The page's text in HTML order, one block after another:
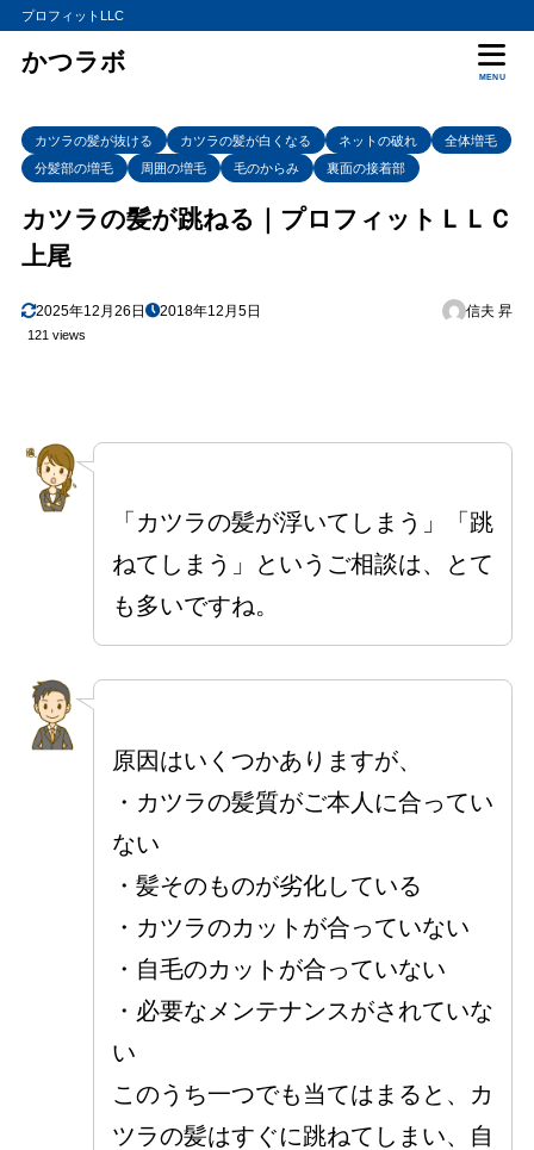
プロフィットLLC
かつラボ
MENU
カツラの髪が抜ける カツラの髪が白くなる ネットの破れ
全体増毛
分髪部の増毛
周囲の増毛 毛のからみ 裏面の接着部
カツラの髪が跳ねる｜プロフィットＬＬＣ
上尾
2025年12月26日 2018年12月5日 信夫 昇
121 views
「カツラの髪が浮いてしまう」「跳
ねてしまう」というご相談は、とて
も多いですね。
原因はいくつかありますが、
・カツラの髪質がご本人に合ってい
ない
・髪そのものが劣化している
・カツラのカットが合っていない
・自毛のカットが合っていない
・必要なメンテナンスがされていな
い
このうち一つでも当てはまると、カ
ツラの髪はすぐに跳ねてしまい、自